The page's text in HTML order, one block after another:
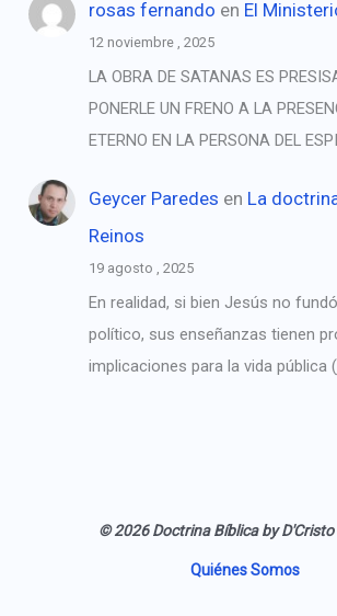
rosas fernando en El
12 noviembre , 2025
LA OBRA DE SATANAS ES
PONERLE UN FRENO A LA
ETERNO EN LA PERSONA DEL
Geycer Paredes en La
Reinos
19 agosto , 2025
En realidad, si bien Jesús no
político, sus enseñanzas tienen
implicaciones para la vida pública
© 2026 Doctrina Bíblica by
Quiénes Somos